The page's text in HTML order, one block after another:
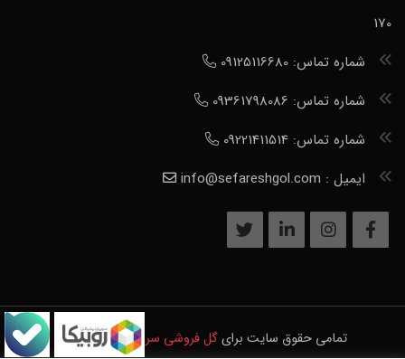
170
شماره تماس: 09125116680
شماره تماس: 09361798086
شماره تماس: 09221411514
ایمیل : info@sefareshgol.com
تمامی حقوق سایت برایگل فروشی سرورمحفوظ است.